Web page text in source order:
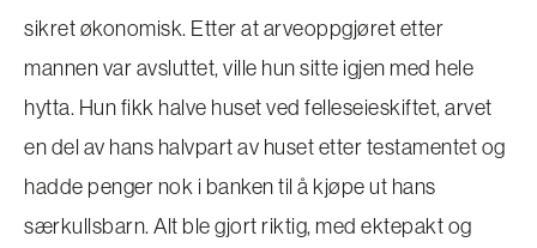
sikret økonomisk. Etter at arveoppgjøret etter
mannen var avsluttet, ville hun sitte igjen med hele
hytta. Hun fikk halve huset ved felleseieskiftet, arvet
en del av hans halvpart av huset etter testamentet og
hadde penger nok i banken til å kjøpe ut hans
særkullsbarn. Alt ble gjort riktig, med ektepakt og